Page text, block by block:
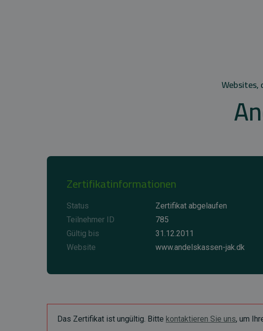
Zertifikatinformationen
Status
Zertifikat abgelaufen
Teilnehmer ID
785
Gültig bis
31.12.2011
Website
www.andelskassen-jak.dk
Das Zertifikat ist ungültig. Bitte kontaktieren Sie uns, um